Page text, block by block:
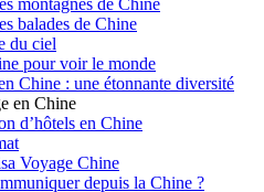
balades de Chine
du ciel
pour voir le monde
Chine : une étonnante diversité
en Chine
d’hôtels en Chine
Voyage Chine
depuis la Chine ?